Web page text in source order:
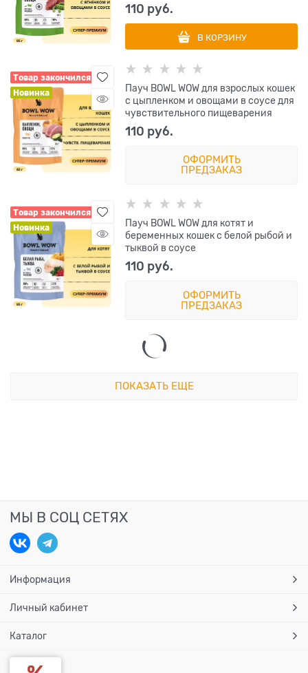
110 руб.
В КОРЗИНУ
Товар закончился
Новинка
Пауч BOWL WOW для взрослых кошек
с цыпленком и овощами в соусе для
чувствительного пищеварения
110 руб.
ОФОРМИТЬ
ПРЕДЗАКАЗ
Товар закончился
Новинка
Пауч BOWL WOW для котят и
беременных кошек с белой рыбой и
тыквой в соусе
110 руб.
ОФОРМИТЬ
ПРЕДЗАКАЗ
ПОКАЗАТЬ ЕЩЕ
МЫ В СОЦ СЕТЯХ
Информация
Личный кабинет
Каталог